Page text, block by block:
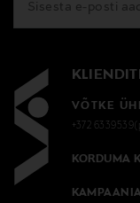
VÕTKE
+372
KORDUMA